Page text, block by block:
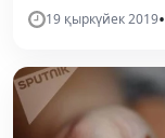
19 қыркүйек 2019•